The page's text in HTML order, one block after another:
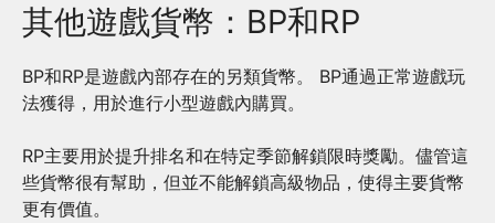
其他遊戲貨幣：BP和RP
BP和RP是遊戲內部存在的另類貨幣。 BP通過正常遊戲玩
法獲得，用於進行小型遊戲內購買。
RP主要用於提升排名和在特定季節解鎖限時獎勵。儘管這
些貨幣很有幫助，但並不能解鎖高級物品，使得主要貨幣
更有價值。